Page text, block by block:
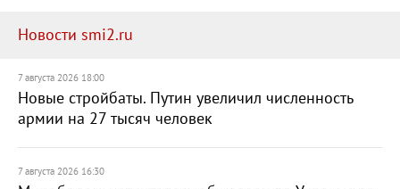
Новости smi2.ru
7 августа 2026 18:00
Новые стройбаты. Путин увеличил численность
армии на 27 тысяч человек
7 августа 2026 16:30